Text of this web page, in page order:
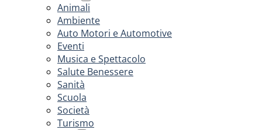
Animali
Ambiente
Auto Motori e Automotive
Eventi
Musica e Spettacolo
Salute Benessere
Sanità
Scuola
Società
Turismo